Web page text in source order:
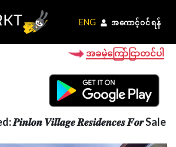
ENG အကောင့်ဝင်ရန်
ENG အကောင့်ဝင်ရန်
အခမဲ့ကြော်ငြာတင်ပါ
𝑽𝒊𝒍𝒍𝒂𝒈𝒆 𝑹𝒆𝒔𝒊𝒅𝒆𝒏𝒄𝒆𝒔 𝑭𝒐𝒓 Sale